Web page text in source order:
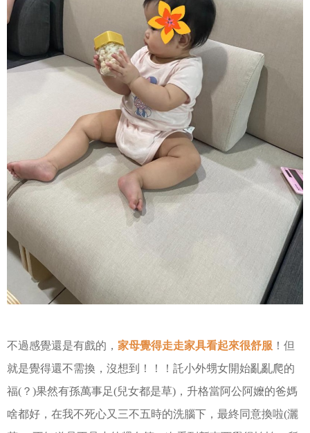
不過感覺還是有戲的， 家母覺得走走家具看起來很舒服 ！但
就是覺得還不需換， 沒想到！！！託小外甥女開始亂亂爬的
福(？)果然有孫萬事足(兒女都是草)，升格當阿公阿嬤的爸媽
啥都好， 在我不死心又三不五時的洗腦下，最終同意換啦(灑